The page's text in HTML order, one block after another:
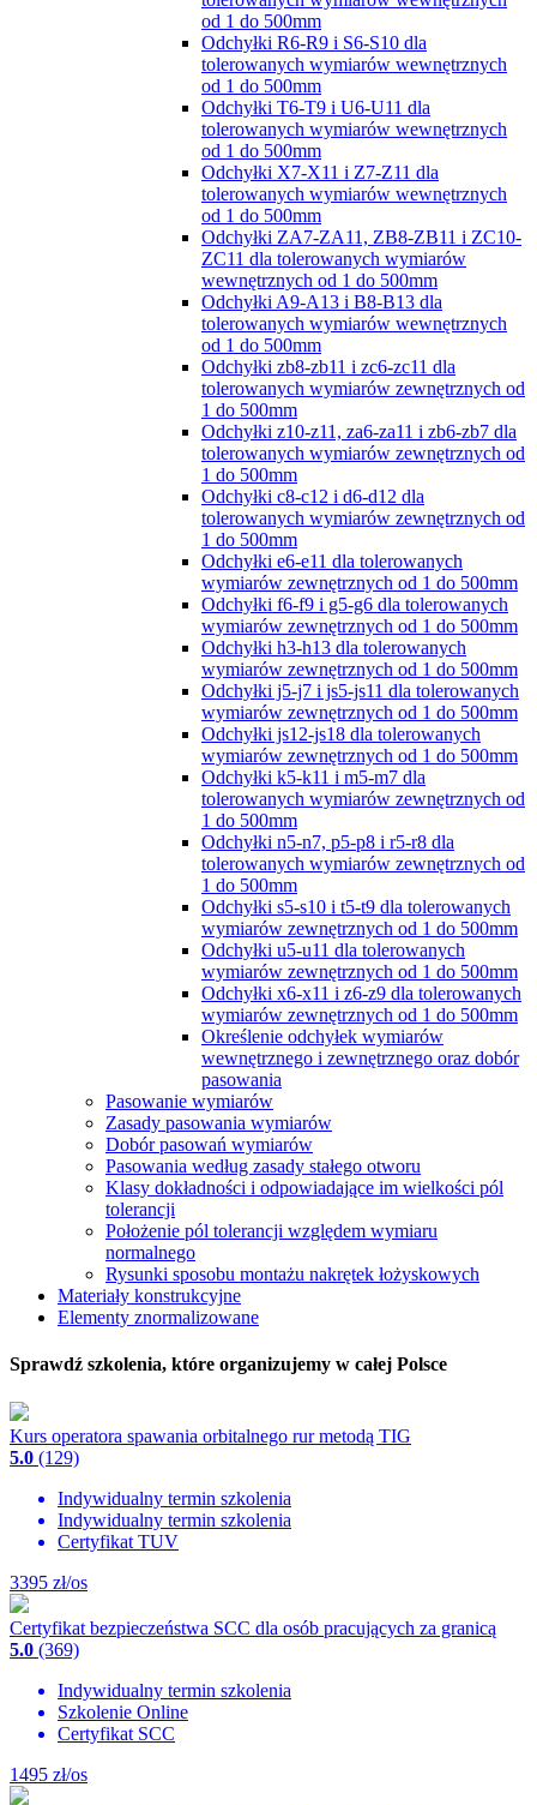
od 1 do 500mm
Odchyłki R6-R9 i S6-S10 dla
tolerowanych wymiarów wewnętrznych
od 1 do 500mm
Odchyłki T6-T9 i U6-U11 dla
tolerowanych wymiarów wewnętrznych
od 1 do 500mm
Odchyłki X7-X11 i Z7-Z11 dla
tolerowanych wymiarów wewnętrznych
od 1 do 500mm
Odchyłki ZA7-ZA11, ZB8-ZB11 i ZC10-
ZC11 dla tolerowanych wymiarów
wewnętrznych od 1 do 500mm
Odchyłki A9-A13 i B8-B13 dla
tolerowanych wymiarów wewnętrznych
od 1 do 500mm
Odchyłki zb8-zb11 i zc6-zc11 dla
tolerowanych wymiarów zewnętrznych od
1 do 500mm
Odchyłki z10-z11, za6-za11 i zb6-zb7 dla
tolerowanych wymiarów zewnętrznych od
1 do 500mm
Odchyłki c8-c12 i d6-d12 dla
tolerowanych wymiarów zewnętrznych od
1 do 500mm
Odchyłki e6-e11 dla tolerowanych
wymiarów zewnętrznych od 1 do 500mm
Odchyłki f6-f9 i g5-g6 dla tolerowanych
wymiarów zewnętrznych od 1 do 500mm
Odchyłki h3-h13 dla tolerowanych
wymiarów zewnętrznych od 1 do 500mm
Odchyłki j5-j7 i js5-js11 dla tolerowanych
wymiarów zewnętrznych od 1 do 500mm
Odchyłki js12-js18 dla tolerowanych
wymiarów zewnętrznych od 1 do 500mm
Odchyłki k5-k11 i m5-m7 dla
tolerowanych wymiarów zewnętrznych od
1 do 500mm
Odchyłki n5-n7, p5-p8 i r5-r8 dla
tolerowanych wymiarów zewnętrznych od
1 do 500mm
Odchyłki s5-s10 i t5-t9 dla tolerowanych
wymiarów zewnętrznych od 1 do 500mm
Odchyłki u5-u11 dla tolerowanych
wymiarów zewnętrznych od 1 do 500mm
Odchyłki x6-x11 i z6-z9 dla tolerowanych
wymiarów zewnętrznych od 1 do 500mm
Określenie odchyłek wymiarów
wewnętrznego i zewnętrznego oraz dobór
pasowania
Pasowanie wymiarów
Zasady pasowania wymiarów
Dobór pasowań wymiarów
Pasowania według zasady stałego otworu
Klasy dokładności i odpowiadające im wielkości pól
tolerancji
Położenie pól tolerancji względem wymiaru
normalnego
Rysunki sposobu montażu nakrętek łożyskowych
Materiały konstrukcyjne
Elementy znormalizowane
Sprawdź szkolenia, które organizujemy w całej Polsce
Kurs operatora spawania orbitalnego rur metodą TIG
5.0 (129)
Indywidualny termin szkolenia
Indywidualny termin szkolenia
Certyfikat TUV
3395 zł/os
Certyfikat bezpieczeństwa SCC dla osób pracujących za granicą
5.0 (369)
Indywidualny termin szkolenia
Szkolenie Online
Certyfikat SCC
1495 zł/os